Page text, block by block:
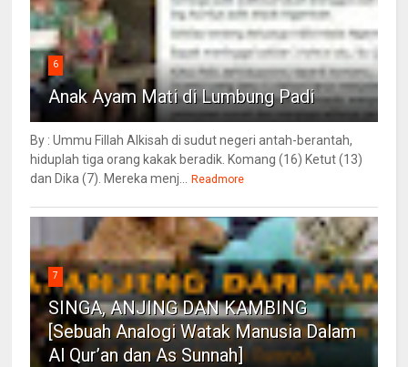
6
Anak Ayam Mati di Lumbung Padi
By : Ummu Fillah Alkisah di sudut negeri antah-berantah,
hiduplah tiga orang kakak beradik. Komang (16) Ketut (13)
dan Dika (7). Mereka menj...
Readmore
7
SINGA, ANJING DAN KAMBING
[Sebuah Analogi Watak Manusia Dalam
Al Qur’an dan As Sunnah]